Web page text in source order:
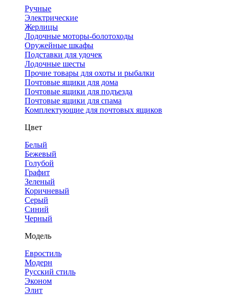
Ручные
Электрические
Жерлицы
Лодочные моторы-болотоходы
Оружейные шкафы
Подставки для удочек
Лодочные шесты
Прочие товары для охоты и рыбалки
Почтовые ящики для дома
Почтовые ящики для подъезда
Почтовые ящики для спама
Комплектующие для почтовых ящиков
Цвет
Белый
Бежевый
Голубой
Графит
Зеленый
Коричневый
Серый
Синий
Черный
Модель
Евростиль
Модерн
Русский стиль
Эконом
Элит